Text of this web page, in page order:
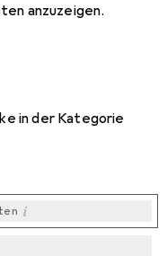
anzuzeigen.
in der Kategorie
i